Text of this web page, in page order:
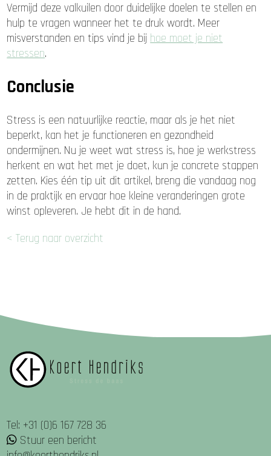
Vermijd deze valkuilen door duidelijke doelen te stellen en
hulp te vragen wanneer het te druk wordt. Meer
misverstanden en tips vind je bijhoe moet je niet
stressen.
Conclusie
Stress is een natuurlijke reactie, maar als je het niet
beperkt, kan het je functioneren en gezondheid
ondermijnen. Nu je weet wat stress is, hoe je werkstress
herkent en wat het met je doet, kun je concrete stappen
zetten. Kies één tip uit dit artikel, breng die vandaag nog
in de praktijk en ervaar hoe kleine veranderingen grote
winst opleveren. Je hebt dit in de hand.
< Terug naar overzicht
Tel: +31 (0)6 167 728 36
Stuur een bericht